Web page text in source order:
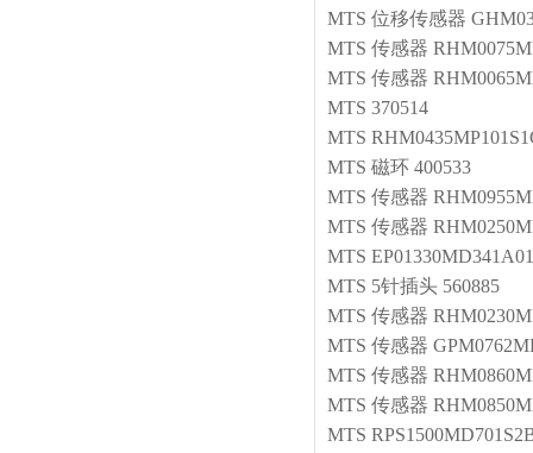
MTS 位移传感器
MTS 传感器
MTS 传感器
MTS 370514
MTS
MTS 磁环 400533
MTS 传感器
MTS 传感器
MTS EP01330MD341A01
MTS 5针插头 560885
MTS 传感器
MTS 传感器
MTS 传感器
MTS 传感器
MTS